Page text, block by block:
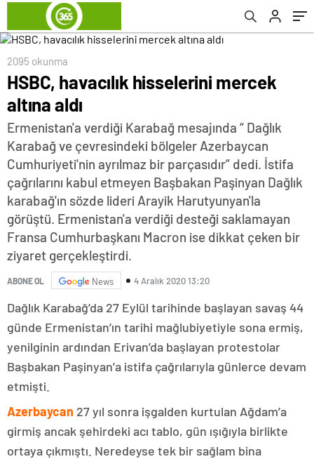
2095 okunma
HSBC, havacılık hisselerini mercek
altına aldı
Ermenistan'a verdiği Karabağ mesajında “ Dağlık
Karabağ ve çevresindeki bölgeler Azerbaycan
Cumhuriyeti'nin ayrılmaz bir parçasıdır” dedi. İstifa
çağrılarını kabul etmeyen Başbakan Paşinyan Dağlık
karabağ'ın sözde lideri Arayik Harutyunyan'la
görüştü. Ermenistan'a verdiği desteği saklamayan
Fransa Cumhurbaşkanı Macron ise dikkat çeken bir
ziyaret gerçekleştirdi.
ABONE OL News 4 Aralık 2020 13:20
Dağlık Karabağ’da 27 Eylül tarihinde başlayan savaş 44
günde Ermenistan’ın tarihi mağlubiyetiyle sona ermiş,
yenilginin ardından Erivan’da başlayan protestolar
Başbakan Paşinyan’a istifa çağrılarıyla günlerce devam
etmişti.
Azerbaycan 27 yıl sonra işgalden kurtulan Ağdam’a
girmiş ancak şehirdeki acı tablo, gün ışığıyla birlikte
ortaya çıkmıştı. Neredeyse tek bir sağlam bina